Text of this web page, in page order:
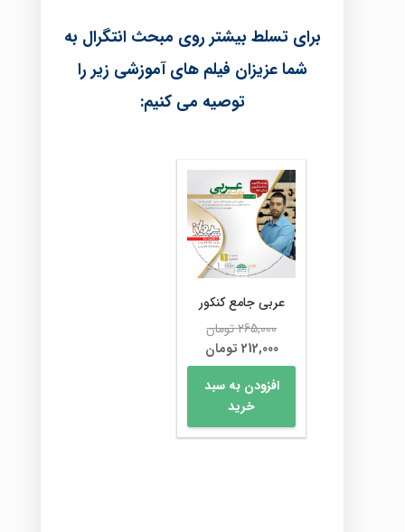
برای تسلط بیشتر روی مبحث انتگرال به
شما عزیزان فیلم های آموزشی زیر را
توصیه می کنیم:
عربی جامع کنکور
265,000تومانقیمت
اصلی
بود.
212,000 تومان
فعلی
افزودن به سبد
خرید